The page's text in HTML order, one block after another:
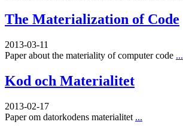
The Materialization of Code
2013-03-11
Paper about the materiality of computer code ...
Kod och Materialitet
2013-02-17
Paper om datorkodens materialitet ...